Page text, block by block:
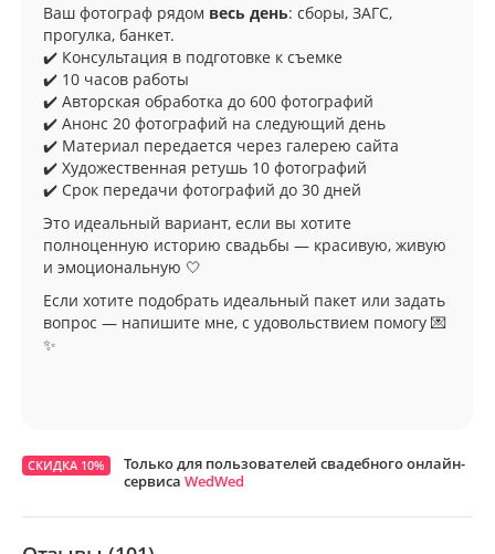
Ваш фотограф рядом весь день: сборы, ЗАГС,
прогулка, банкет.
✔️ Консультация в подготовке к съемке
✔️ 10 часов работы
✔️ Авторская обработка до 600 фотографий
✔️ Анонс 20 фотографий на следующий день
✔️ Материал передается через галерею сайта
✔️ Художественная ретушь 10 фотографий
✔️ Срок передачи фотографий до 30 дней
Это идеальный вариант, если вы хотите
полноценную историю свадьбы — красивую, живую
и эмоциональную 🤍
Если хотите подобрать идеальный пакет или задать
вопрос — напишите мне, с удовольствием помогу 💌
✨
СКИДКА 10%
Только для пользователей свадебного онлайн-
сервиса WedWed